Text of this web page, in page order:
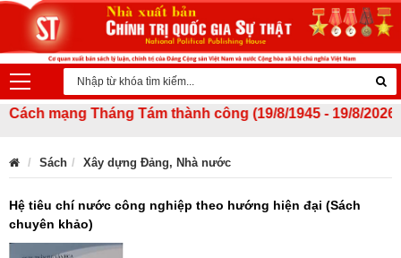
mạng Tháng Tám thành công (19/8/1945 - 19/8/2026)
Sách Xây dựng Đảng, Nhà nước
Hệ tiêu chí nước công nghiệp theo hướng hiện đại (Sách
chuyên khảo)